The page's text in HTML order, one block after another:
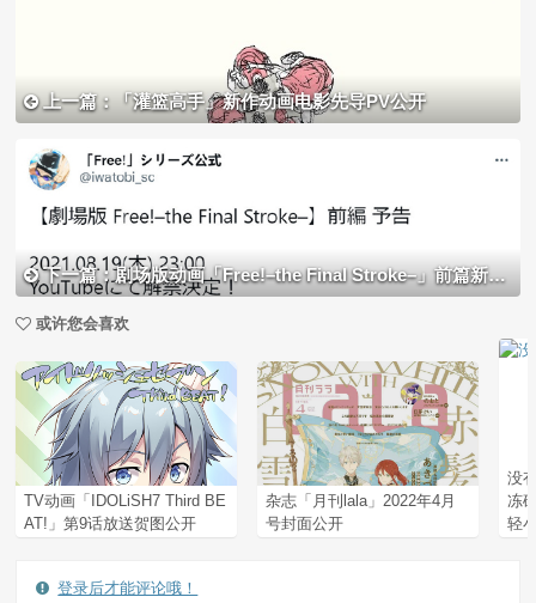
上一篇：「灌篮高手」新作动画电影先导PV公开
下一篇：剧场版动画「Free!–the Final Stroke–」前篇新预告将于8月19日解禁
或许您会喜欢
TV动画「IDOLiSH7 Third BE
AT!」第9话放送贺图公开
杂志「月刊lala」2022年4月
号封面公开
没
冻
轻
登录后才能评论哦！